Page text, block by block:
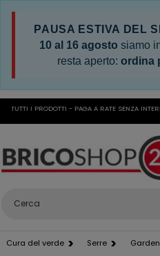
PAUSA ESTIVA DEL
10 al 16 agosto siamo
resta aperto: ordina
I PRODOTTI - PAGA A RATE SENZA
Cura del verde Serre Garden